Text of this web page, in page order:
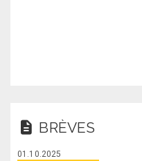
BRÈVES
01.10.2025